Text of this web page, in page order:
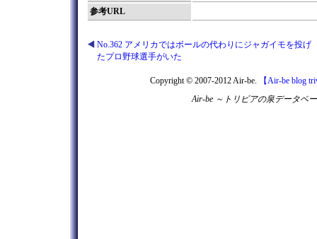
参考URL
No.362 アメリカではボールの代わりにジャガイモを投げ
たプロ野球選手がいた
Copyright © 2007-2012 Air-be.
【Air-be blog
Air-be ～トリビアの泉データベ